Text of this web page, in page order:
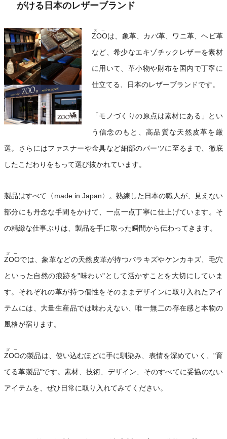
がける日本のレザーブランド
ZOO
ズー
は、象革、カバ革、ワニ革、ヘビ革
など、希少なエキゾチックレザーを素材
に用いて、革小物や財布を国内で丁寧に
仕立てる、日本のレザーブランドです。
「モノづくりの原点は素材にある」とい
う信念のもと、高品質な天然皮革を厳
選。さらにはファスナーや金具など細部のパーツに至るまで、徹底
したこだわりをもって選び抜かれています。
製品はすべて〈made in Japan〉。熟練した日本の職人が、見えない
部分にも丹念な手間をかけて、一点一点丁寧に仕上げています。そ
の精緻な仕事ぶりは、製品を手に取った瞬間から伝わってきます。
ZOO
ズー
では、象革などの天然皮革が持つバラキズやケンカキズ、毛穴
といった自然の痕跡を"味わい"として活かすことを大切にしていま
す。それぞれの革が持つ個性をそのままデザインに取り入れたアイ
テムには、大量生産品では味わえない、唯一無二の存在感と本物の
風格が宿ります。
ZOO
ズー
の製品は、使い込むほどに手に馴染み、表情を深めていく、"育
てる革製品"です。素材、技術、デザイン、そのすべてに妥協のない
アイテムを、ぜひ日常に取り入れてみてください。